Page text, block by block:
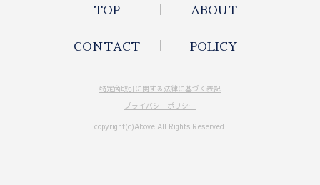
TOP ABOUT
CONTACT POLICY
特定商取引に関する法律に基づく表記
プライバシーポリシー
copyright(c)Above All Rights Reserved.